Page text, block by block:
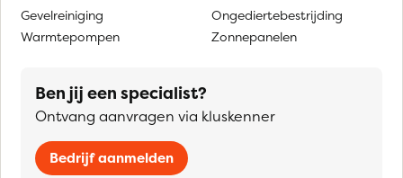
Gevelreiniging
Warmtepompen
Ongediertebestrijding
Zonnepanelen
Ben jij een specialist?
Ontvang aanvragen via kluskenner
Bedrijf aanmelden